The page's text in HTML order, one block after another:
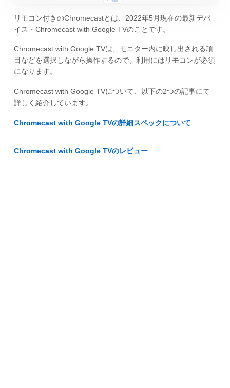
リモコン付きのChromecastとは、2022年5月現在の最新デバ
イス・Chromecast with Google TVのことです。
Chromecast with Google TVは、モニター内に映し出される項
目などを選択しながら操作するので、利用にはリモコンが必須
になります。
Chromecast with Google TVについて、以下の2つの記事にて
詳しく紹介しています。
Chromecast with Google TVの詳細スペックについて
Chromecast with Google TVのレビュー